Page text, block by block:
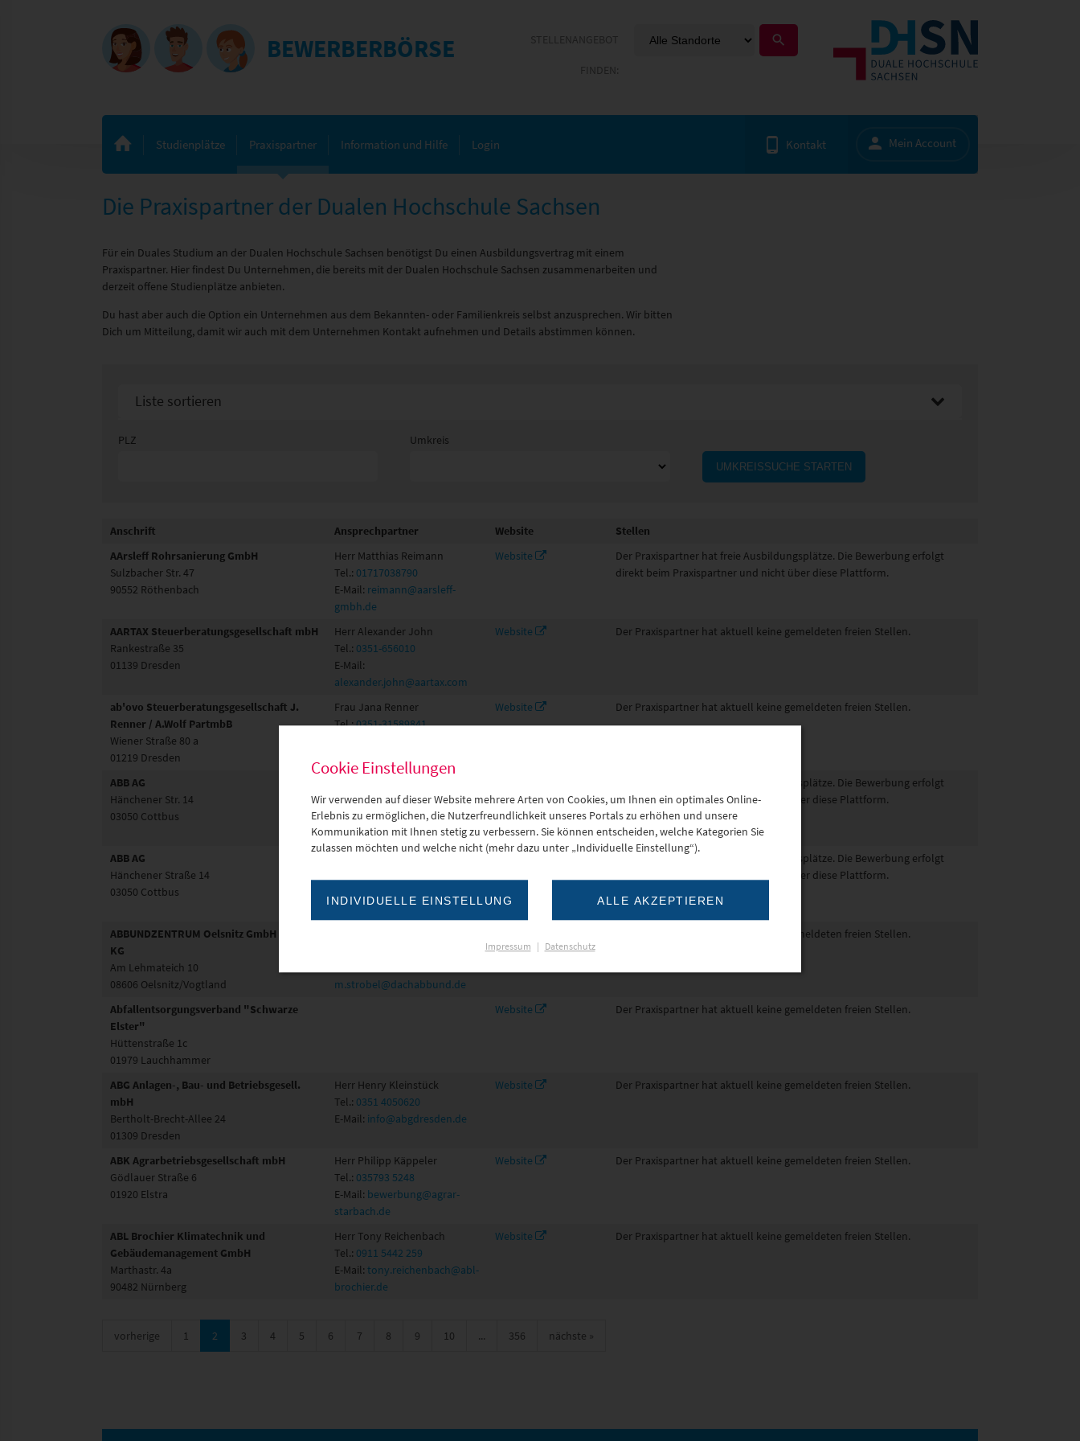
BEWERBERBÖRSE
Studienplätze Praxispartner Information und Hilfe Login Mein Account
Kontakt
Die Praxispartner der Dualen Hochschule Sachsen
Für ein Duales Studium an der Dualen Hochschule Sachsen benötigst Du einen Ausbildungsvertrag mit einem
Praxispartner. Hier findest Du Unternehmen, die bereits mit der Dualen Hochschule Sachsen zusammenarbeiten und
derzeit offene Studienplätze anbieten.
Du hast aber auch die Option ein Unternehmen aus dem Bekannten- oder Familienkreis selbst anzusprechen. Wir bitten
Dich um Mitteilung, damit wir auch mit dem Unternehmen Kontakt aufnehmen und Details abstimmen können.
Liste sortieren
PLZ Umkreis
UMKREISSUCHE STARTEN
Anschrift Ansprechpartner Website
Stellen
AArsleff Rohrsanierung GmbH
Sulzbacher Str. 47
90552 Röthenbach
Herr Matthias Reimann
Tel.: 01717038790
E-Mail: reimann@aarsleff-
gmbh.de
Website
Der Praxispartner hat freie Ausbildungsplätze. Die Bewerbung erfolgt
direkt beim Praxispartner und nicht über diese Plattform.
AARTAX Steuerberatungsgesellschaft mbH
Rankestraße 35
01139 Dresden
Herr Alexander John
Tel.: 0351-656010
E-Mail:
alexander.john@aartax.com
Website Der Praxispartner hat aktuell keine gemeldeten freien Stellen.
ab'ovo Steuerberatungsgesellschaft J.
Renner / A.Wolf PartmbB
Wiener Straße 80 a
01219 Dresden
Frau Jana Renner
Tel.:0351-31589841
Website Der Praxispartner hat aktuell keine gemeldeten freien Stellen.
ABB AG
Hänchener Str. 14
03050 Cottbus
Tel.:0172-3544561
E-Mail:
steffen.weise@de.abb.com
Der Praxispartner hat freie Ausbildungsplätze. Die Bewerbung erfolgt
direkt beim Praxispartner und nicht über diese Plattform.
ABB AG
Hänchener Straße 14
03050 Cottbus
gilbert.lilienthal@de.abb.com
Der Praxispartner hat freie Ausbildungsplätze. Die Bewerbung erfolgt
direkt beim Praxispartner und nicht über diese Plattform.
ABBUNDZENTRUM Oelsnitz GmbH & Co.
KG
Am Lehmateich 10
08606 Oelsnitz/Vogtland
m.strobel@dachabbund.de
Der Praxispartner hat aktuell keine gemeldeten freien Stellen.
Abfallentsorgungsverband "Schwarze
Elster"
Hüttenstraße 1c
01979 Lauchhammer
Website Der Praxispartner hat aktuell keine gemeldeten freien Stellen.
ABG Anlagen-, Bau- und Betriebsgesell.
mbH
Bertholt-Brecht-Allee 24
01309 Dresden
Herr Henry Kleinstück
Tel.: 0351 4050620
E-Mail: info@abgdresden.de
Website Der Praxispartner hat aktuell keine gemeldeten freien Stellen.
ABK Agrarbetriebsgesellschaft mbH
Gödlauer Straße 6
01920 Elstra
Herr Philipp Käppeler
Tel.: 035793 5248
E-Mail: bewerbung@agrar-
starbach.de
Website Der Praxispartner hat aktuell keine gemeldeten freien Stellen.
ABL Brochier Klimatechnik und
Gebäudemanagement GmbH
Marthastr. 4a
90482 Nürnberg
Herr Tony Reichenbach
Tel.: 0911 5442 259
E-Mail: tony.reichenbach@abl-
brochier.de
Website Der Praxispartner hat aktuell keine gemeldeten freien Stellen.
vorherige 1 2 3 4 5 6 7 8 9 10 ... 356 nächste »
Cookie Einstellungen
Wir verwenden auf dieser Website mehrere Arten von Cookies, um Ihnen ein optimales Online-
Erlebnis zu ermöglichen, die Nutzerfreundlichkeit unseres Portals zu erhöhen und unsere
Kommunikation mit Ihnen stetig zu verbessern. Sie können entscheiden, welche Kategorien Sie
zulassen möchten und welche nicht (mehr dazu unter „Individuelle Einstellung“).
INDIVIDUELLE EINSTELLUNG ALLE AKZEPTIEREN
Impressum | Datenschutz